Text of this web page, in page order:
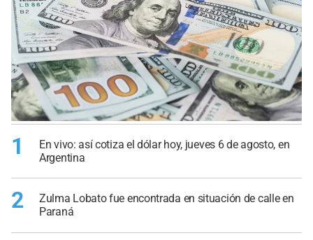
1
En vivo: así cotiza el dólar hoy, jueves 6 de agosto, en
Argentina
2
Zulma Lobato fue encontrada en situación de calle en
Paraná